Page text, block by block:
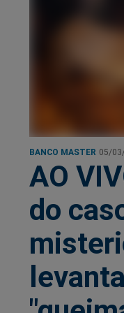
BANCO MASTER 05/
AO
do